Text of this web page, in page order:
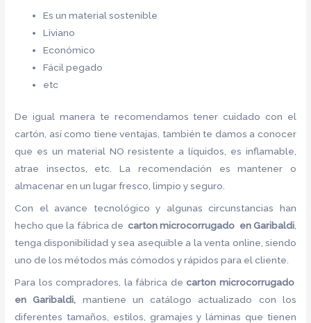
Es un material sostenible
Liviano
Económico
Fácil pegado
etc
De igual manera te recomendamos tener cuidado con el
cartón, así como tiene ventajas, también te damos a conocer
que es un material NO resistente a líquidos, es inflamable,
atrae insectos, etc. La recomendación es mantener o
almacenar en un lugar fresco, limpio y seguro.
Con el avance tecnológico y algunas circunstancias han
hecho que la fábrica decarton microcorrugado en Garibaldi,
tenga disponibilidad y sea asequible a la venta online, siendo
uno de los métodos más cómodos y rápidos para el cliente.
Para los compradores, la fábrica decarton microcorrugado
en Garibaldi, mantiene un catálogo actualizado con los
diferentes tamaños, estilos, gramajes y láminas que tienen